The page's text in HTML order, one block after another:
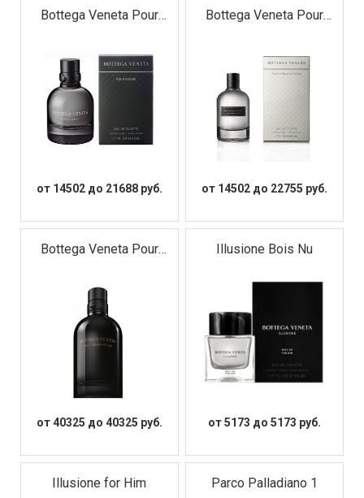
Bottega Veneta Pour
от 14502 до 21688 руб.
Bottega Veneta Pour
от 14502 до 22755 руб.
Bottega Veneta Pour
от 40325 до 40325 руб.
Illusione Bois Nu
от 5173 до 5173 руб.
Illusione for Him Parco Palladiano 1